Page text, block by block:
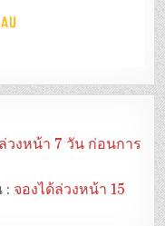
วงหน้า 7 วัน ก่อนการ
: จองได้ล่วงหน้า 15